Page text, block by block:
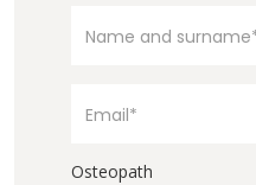
Osteopath